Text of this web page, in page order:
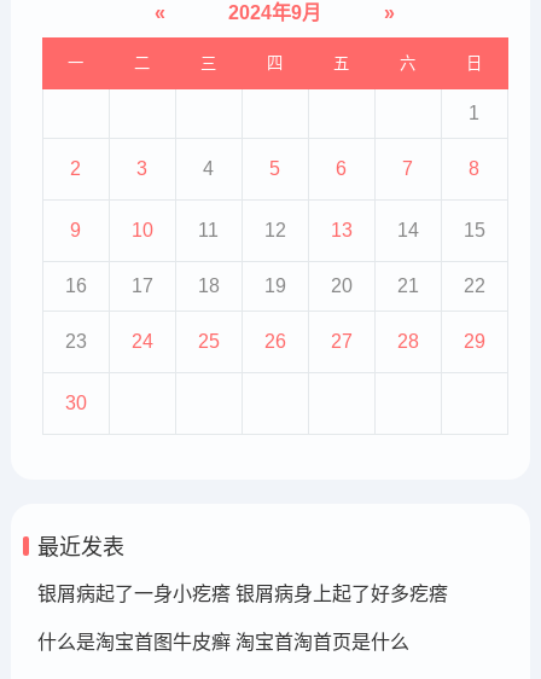
« 2024年9月 »
一 二 三 四 五 六 日
1
2 3 4 5 6 7 8
9 10 11 12 13 14 15
16 17 18 19 20 21 22
23 24 25 26 27 28 29
30
最近发表
银屑病起了一身小疙瘩 银屑病身上起了好多疙瘩
什么是淘宝首图牛皮癣 淘宝首淘首页是什么